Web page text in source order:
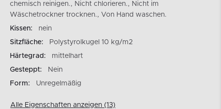
chemisch reinigen., Nicht chlorieren., Nicht im
Wäschetrockner trocknen., Von Hand waschen.
Kissen:
nein
Sitzfläche:
Polystyrolkugel 10 kg/m2
Härtegrad:
mittelhart
Gesteppt:
Nein
Form:
Unregelmäßig
Alle Eigenschaften anzeigen (13)